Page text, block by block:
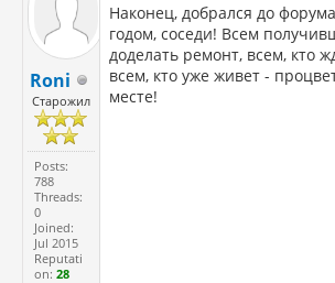
Roni
Старожил
Posts:
788
Threads:
0
Joined:
Jul 2015
Reputati
on:28
Наконец, добрался до
годом, соседи! Всем
доделать ремонт, всем, кто
всем, кто уже живет -
месте!